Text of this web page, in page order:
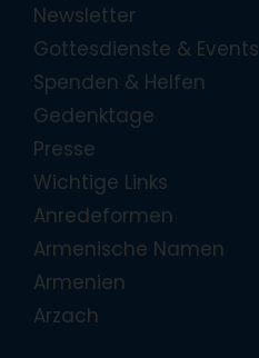
Newsletter
Gottesdienste & Events
Spenden & Helfen
Gedenktage
Presse
Wichtige Links
Anredeformen
Armenische Namen
Armenien
Arzach